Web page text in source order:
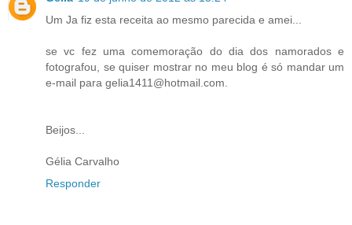
Um Ja fiz esta receita ao mesmo parecida e amei...
se vc fez uma comemoração do dia dos namorados e
fotografou, se quiser mostrar no meu blog é só mandar um
e-mail para gelia1411@hotmail.com.
Beijos...
Gélia Carvalho
Responder